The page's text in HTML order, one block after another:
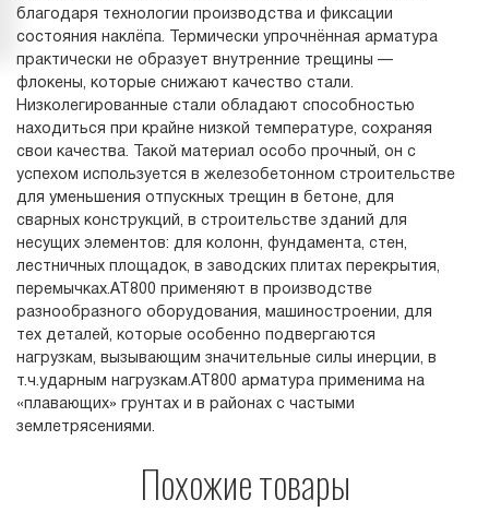
благодаря технологии производства и фиксации
состояния наклёпа. Термически упрочнённая арматура
практически не образует внутренние трещины —
флокены, которые снижают качество стали.
Низколегированные стали обладают способностью
находиться при крайне низкой температуре, сохраняя
свои качества. Такой материал особо прочный, он с
успехом используется в железобетонном строительстве
для уменьшения отпускных трещин в бетоне, для
сварных конструкций, в строительстве зданий для
несущих элементов: для колонн, фундамента, стен,
лестничных площадок, в заводских плитах перекрытия,
перемычках.АТ800 применяют в производстве
разнообразного оборудования, машиностроении, для
тех деталей, которые особенно подвергаются
нагрузкам, вызывающим значительные силы инерции, в
т.ч.ударным нагрузкам.АТ800 арматура применима на
«плавающих» грунтах и в районах с частыми
землетрясениями.
Похожие товары